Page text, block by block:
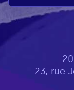
23, rue